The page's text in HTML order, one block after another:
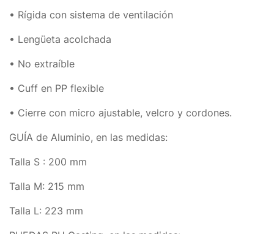
• Rígida con sistema de ventilación
• Lengüeta acolchada
• No extraíble
• Cuff en PP flexible
• Cierre con micro ajustable, velcro y cordones.
GUÍA de Aluminio, en las medidas:
Talla S : 200 mm
Talla M: 215 mm
Talla L: 223 mm